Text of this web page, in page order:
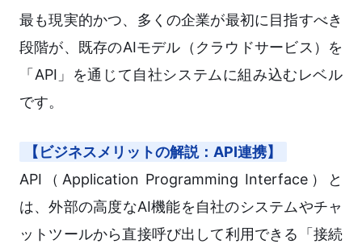
最も現実的かつ、多くの企業が最初に目指すべき
段階が、既存のAIモデル（クラウドサービス）を
「API」を通じて自社システムに組み込むレベル
です。
【ビジネスメリットの解説：API連携】
API（Application Programming Interface）と
は、外部の高度なAI機能を自社のシステムやチャ
ットツールから直接呼び出して利用できる「接続